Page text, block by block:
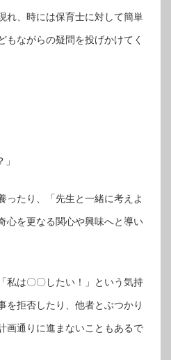
れ、時には保育士に対して簡単
もながらの疑問を投げかけてく
ったり、「先生と一緒に考えよ
心を更なる関心や興味へと導い
私は〇〇したい！」という気持
を拒否したり、他者とぶつかり
画通りに進まないこともあるで